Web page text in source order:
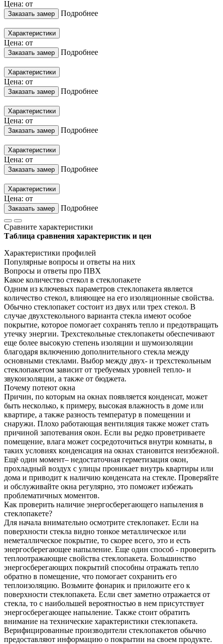
Цена: от
Заказать замер Подробнее
Характеристики
Цена: от
Заказать замер Подробнее
Характеристики
Цена: от
Заказать замер Подробнее
Характеристики
Цена: от
Заказать замер Подробнее
Характеристики
Цена: от
Заказать замер Подробнее
Характеристики
Цена: от
Заказать замер Подробнее
Сравните характеристики
Таблица сравнения характеристик и цен
Характеристики профилей
Популярные вопросы и ответы на них
Вопросы и ответы про ПВХ
Какое количество стекол в стеклопакете
Одним из ключевых параметров стеклопакета является
количество стекол, влияющее на его изоляционные свойства.
Обычно стеклопакет состоит из двух или трех стекол. В
случае двухстекольного варианта стекла имеют особое
покрытие, которое помогает сохранять тепло и предотвращать
утечку энергии. Трехстекольные стеклопакеты обеспечивают
еще более высокую степень изоляции и шумоизоляции
благодаря включению дополнительного стекла между
основными стеклами. Выбор между двух- и трехстекольным
стеклопакетом зависит от требуемых уровней тепло- и
звукоизоляции, а также от бюджета.
Почему потеют окна
Причин, по которым на окнах появляется конденсат, может
быть несколько, к примеру, высокая влажность в доме или
квартире, а также разность температур в помещении и
снаружи. Плохо работающая вентиляция также может стать
причиной запотевания окон. Если вы редко проветриваете
помещение, влага может сосредоточиться внутри комнаты, в
таких условиях конденсация на окнах становится неизбежной.
Ещё один момент– недостаточная герметизация окон,
прохладный воздух с улицы проникает внутрь квартиры или
дома и приводит к наличию конденсата на стекле. Проверяйте
и обслуживайте окна регулярно, это поможет избежать
проблематичных моментов.
Как проверить наличие энергосберегающего напыления в
стеклопакете?
Для начала внимательно осмотрите стеклопакет. Если на
поверхности стекла видно тонкое металлическое или
неметаллическое покрытие, то скорее всего, это и есть
энергосберегающее напыление. Еще один способ - проверить
теплоотражающие свойства стеклопакета. Большинство
энергосберегающих покрытий способны отражать тепло
обратно в помещение, что помогает сохранить его
теплоизоляцию. Возьмите фонарик и приложите его к
поверхности стеклопакета. Если свет заметно отражается от
стекла, то с наибольшей вероятностью в нем присутствует
энергосберегающее напыление. Также стоит обратить
внимание на технические характеристики стеклопакета.
Верифицированные производители стеклопакетов обычно
предоставляют информацию о покрытии на своем продукте.